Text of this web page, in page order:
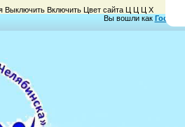
Выключить Включить Цвет сайта Ц Ц Ц Х
Вы вошли как Гость